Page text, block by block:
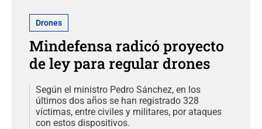
Drones
Mindefensa radicó proyecto
de ley para regular drones
Según el ministro Pedro Sánchez, en los
últimos dos años se han registrado 328
víctimas, entre civiles y militares, por ataques
con estos dispositivos.